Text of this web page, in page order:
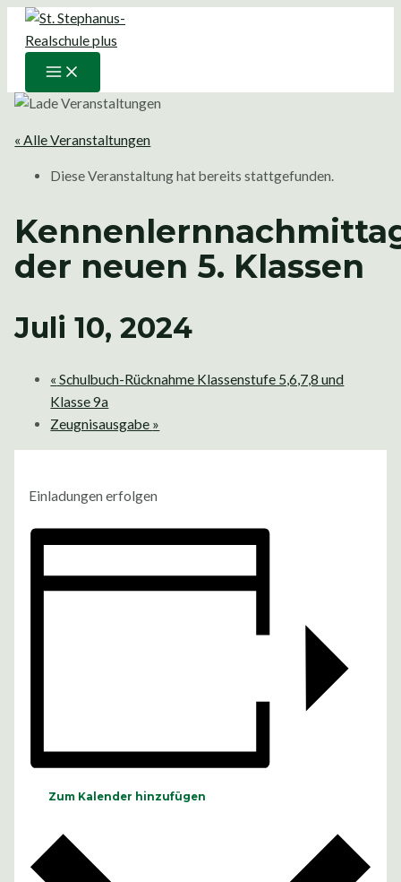
Zum
Inhalt
springen
Main
Menu
« Alle Veranstaltungen
Diese Veranstaltung hat bereits stattgefunden.
der neuen 5. Klassen
Juli 10, 2024
« Schulbuch-Rücknahme Klassenstufe 5,6,7,8 und
Klasse 9a
Zeugnisausgabe »
Einladungen erfolgen
Zum Kalender hinzufügen